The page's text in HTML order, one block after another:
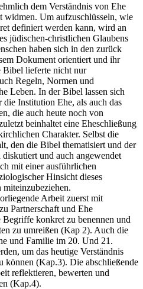
dem Verständnis von Ehe
widmen. Um aufzuschlüsseln, wie
definiert werden kann, wird an
jüdischen-christlichen Glaubens
haben sich in den zurück
Dokument orientiert und ihr
Bibel lieferte nicht nur
Regeln, Normen und
Leben. In der Bibel lassen sich
Institution Ehe, als auch das
die auch heute noch von
beinhaltet eine Eheschließung
Charakter. Selbst die
den die Bibel thematisiert und der
und auch angewendet
mit einer ausführlichen
Hinsicht dieses
Arbeit zuerst mit
Partnerschaft und Ehe
konkret zu benennen und
zu umreißen (Kap 2). Auch die
und Familie im 20. Und 21.
um das heutige Verständnis
können (Kap.3). Die abschließende
reflektieren, bewerten und
(Kap.4).